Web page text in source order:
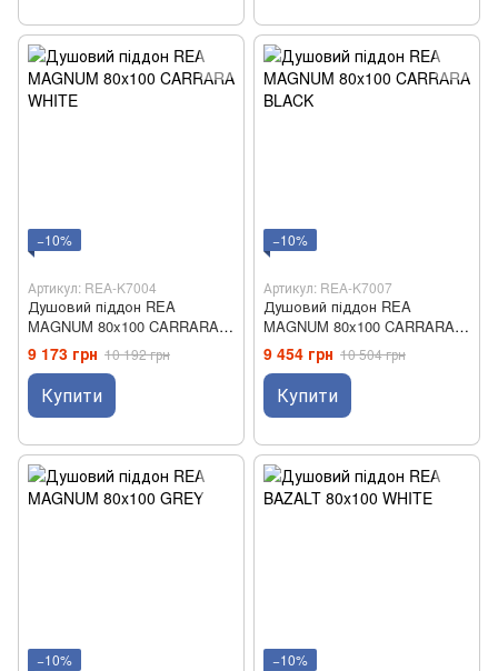
−10%
Артикул: REA-K7004
Душовий піддон REA
MAGNUM 80x100 CARRARA
WHITE
9 173 грн 10 192 грн
Купити
−10%
Артикул: REA-K7007
Душовий піддон REA
MAGNUM 80x100 CARRARA
BLACK
9 454 грн 10 504 грн
Купити
−10% −10%